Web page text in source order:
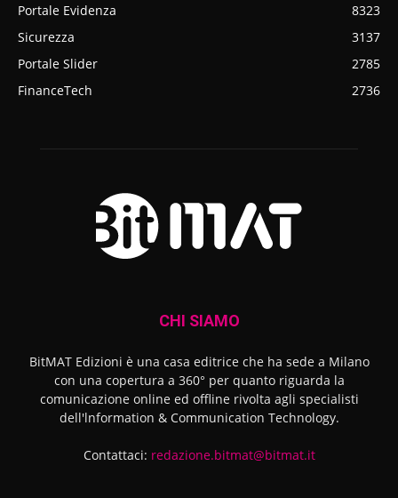
Portale Evidenza
8323
Sicurezza
3137
Portale Slider
2785
FinanceTech
2736
CHI SIAMO
BitMAT Edizioni è una casa editrice che ha sede a Milano
con una copertura a 360° per quanto riguarda la
comunicazione online ed offline rivolta agli specialisti
dell'lnformation & Communication Technology.
Contattaci: redazione.bitmat@bitmat.it